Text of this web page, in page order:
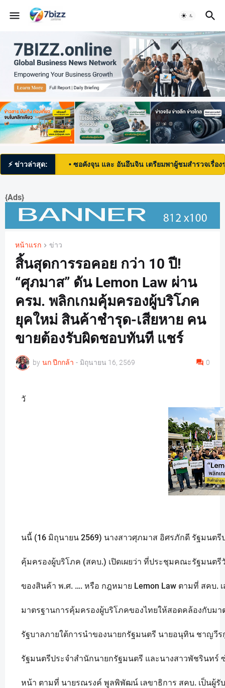
⚡ ข่าวล่าสุด:
ดวัน • ซอคังจุน และ อันอึนจิน เตรียมพาผู้ชมสำรวจเรื่องราวควา
{Ads}
หน้าแรก ข่าว
สิ้นสุดการรอคอย กว่า 10 ปี!
“ศุภมาส” ดัน Lemon Law ผ่าน
ครม. พลิกเกมคุ้มครองผู้บริโภค
ยุคใหม่ สินค้าชำรุด-เสียหาย คน
ขายต้องรับผิดชอบทันที แชร์
by นก ปีกกล้า - มิถุนายน 16, 2569 0
วั
นนี้ (16 มิถุนายน 2569) นางสาวศุภมาส อิศรภักดี รัฐมนต
คุ้มครองผู้บริโภค (สคบ.) เปิดเผยว่า ที่ประชุมคณะรัฐมน
ของสินค้า พ.ศ. …. หรือ กฎหมาย Lemon Law ตามที่ สคบ.
มาตรฐานการคุ้มครองผู้บริโภคของไทยให้สอดคล้องกับม
รัฐบาลภายใต้การนำของนายกรัฐมนตรี นายอนุทิน ชาญวี
รัฐมนตรีประจำสำนักนายกรัฐมนตรี และนางสาวพัชรินท
หน้า ตามที่ นายรณรงค์ พูลพิพัฒน์ เลขาธิการ สคบ. เป็นผู้รั